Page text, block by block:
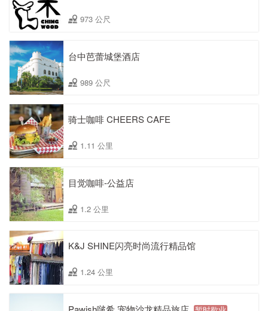
973 公尺
台中芭蕾城堡酒店
989 公尺
骑士咖啡 CHEERS CAFE
1.11 公里
目觉咖啡-公益店
1.2 公里
K&J SHINE闪亮时尚流行精品馆
1.24 公里